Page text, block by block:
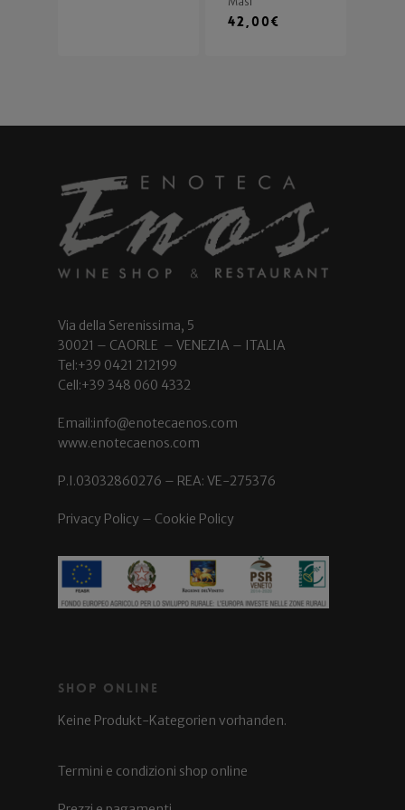
42,00€
Via della Serenissima, 5
30021 – CAORLE – VENEZIA – ITALIA
Tel:+39 0421 212199
Cell:+39 348 060 4332
Email:info@enotecaenos.com
www.enotecaenos.com
P.I.03032860276 – REA: VE-275376
Privacy Policy – Cookie Policy
Shop Online
Keine Produkt-Kategorien vorhanden.
Termini e condizioni shop online